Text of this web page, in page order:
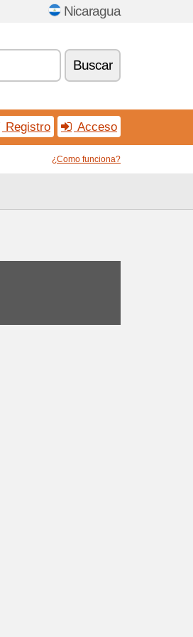
Nicaragua
Buscar
Registro Acceso
¿Como funciona?